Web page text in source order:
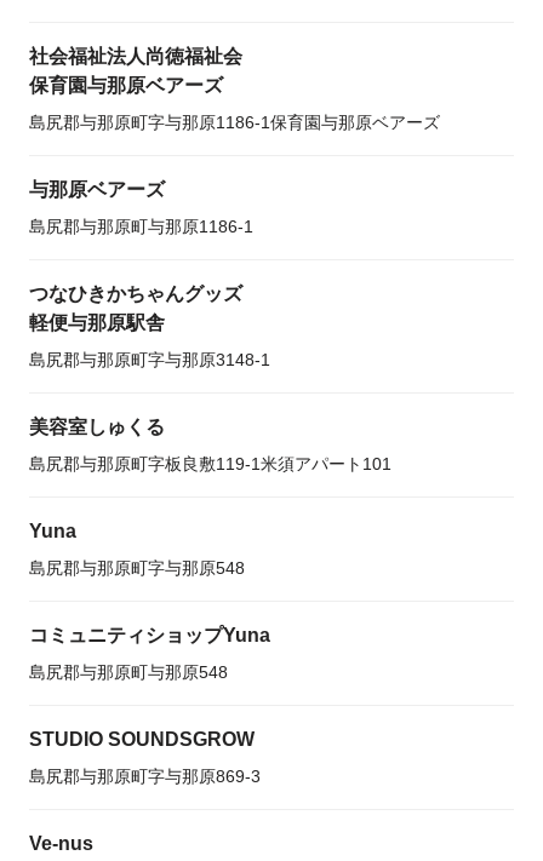
社会福祉法人尚徳福祉会
保育園与那原ベアーズ
島尻郡与那原町字与那原1186-1保育園与那原ベアーズ
与那原ベアーズ
島尻郡与那原町与那原1186-1
つなひきかちゃんグッズ
軽便与那原駅舎
島尻郡与那原町字与那原3148-1
美容室しゅくる
島尻郡与那原町字板良敷119-1米須アパート101
Yuna
島尻郡与那原町字与那原548
コミュニティショップYuna
島尻郡与那原町与那原548
STUDIO SOUNDSGROW
島尻郡与那原町字与那原869-3
Ve-nus